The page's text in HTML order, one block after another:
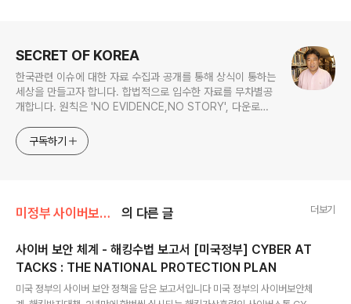
SECRET OF KOREA
한국관련 이슈에 대한 자료 수집과 공개를 통해 상식이 통하는
세상을 만들고자 합니다. 합법적으로 입수한 자료를 무차별공
개합니다. 원칙은 'NO EVIDENCE,NO STORY', 다운로드
jesim56@gmail.com, 안보일때는 구글리더나 RSS로!!
구독하기
미정부 사이버보안 백서 의 다른 글 더보기
사이버 보안 체계 - 해킹수법 보고서 [미국정부] CYBER AT
TACKS : THE NATIONAL PROTECTION PLAN
미국 정부의 사이버 보안 정책을 담은 보고서입니다 미국 정부의 사이버보안체